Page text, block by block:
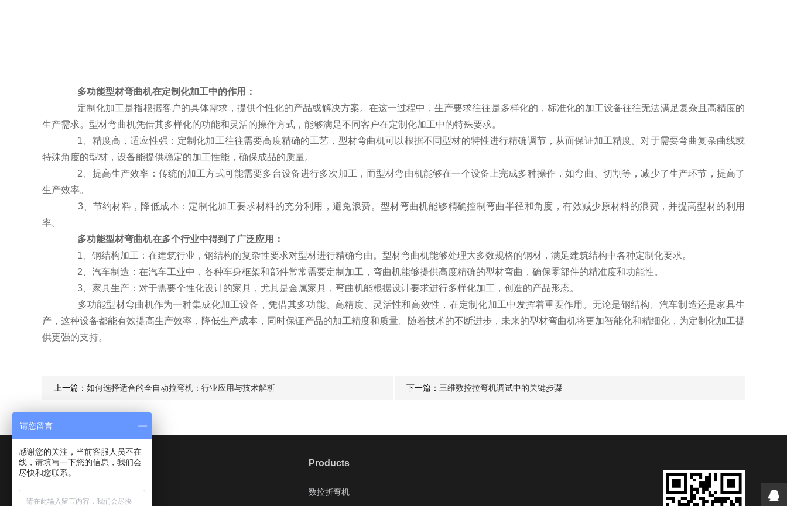
多功能型材弯曲机在定制化加工中的作用：
定制化加工是指根据客户的具体需求，提供个性化的产品或解决方案。在这一过程中，生产要求往往是多样化的，标准化的加工设备往往无法满足复杂且高精度的
生产需求。型材弯曲机凭借其多样化的功能和灵活的操作方式，能够满足不同客户在定制化加工中的特殊要求。
1、精度高，适应性强：定制化加工往往需要高度精确的工艺，型材弯曲机可以根据不同型材的特性进行精确调节，从而保证加工精度。对于需要弯曲复杂曲线或
特殊角度的型材，设备能提供稳定的加工性能，确保成品的质量。
2、提高生产效率：传统的加工方式可能需要多台设备进行多次加工，而型材弯曲机能够在一个设备上完成多种操作，如弯曲、切割等，减少了生产环节，提高了
生产效率。
3、节约材料，降低成本：定制化加工要求材料的充分利用，避免浪费。型材弯曲机能够精确控制弯曲半径和角度，有效减少原材料的浪费，并提高型材的利用
率。
多功能型材弯曲机在多个行业中得到了广泛应用：
1、钢结构加工：在建筑行业，钢结构的复杂性要求对型材进行精确弯曲。型材弯曲机能够处理大多数规格的钢材，满足建筑结构中各种定制化要求。
2、汽车制造：在汽车工业中，各种车身框架和部件常常需要定制加工，弯曲机能够提供高度精确的型材弯曲，确保零部件的精准度和功能性。
3、家具生产：对于需要个性化设计的家具，尤其是金属家具，弯曲机能根据设计要求进行多样化加工，创造的产品形态。
多功能型材弯曲机作为一种集成化加工设备，凭借其多功能、高精度、灵活性和高效性，在定制化加工中发挥着重要作用。无论是钢结构、汽车制造还是家具生
产，这种设备都能有效提高生产效率，降低生产成本，同时保证产品的加工精度和质量。随着技术的不断进步，未来的型材弯曲机将更加智能化和精细化，为定制化加工提
供更强的支持。
上一篇： 如何选择适合的全自动拉弯机：行业应用与技术解析 下一篇： 三维数控拉弯机调试中的关键步骤
Contact Us
联系QQ：577513709
Products
数控折弯机
请您留言
感谢您的关注，当前客服人员不在
线，请填写一下您的信息，我们会
尽快和您联系。